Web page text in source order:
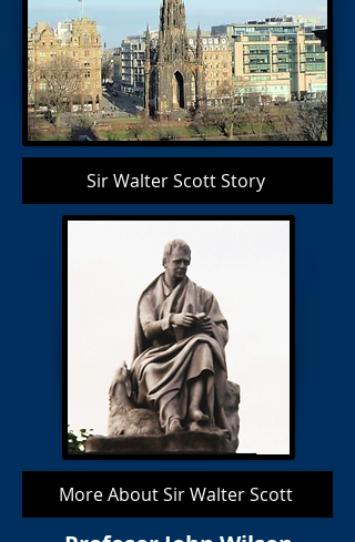
Sir Walter Scott Story
More About Sir Walter Scott